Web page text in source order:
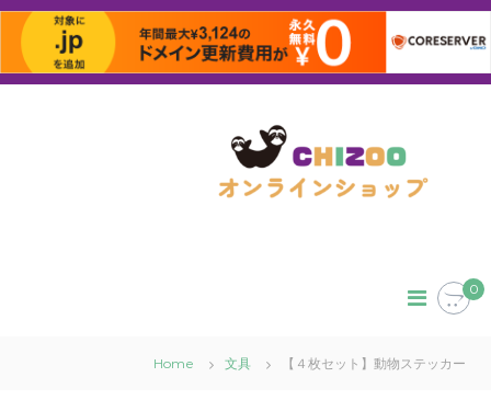
0
Home 文具 【４枚セット】動物ステッカー